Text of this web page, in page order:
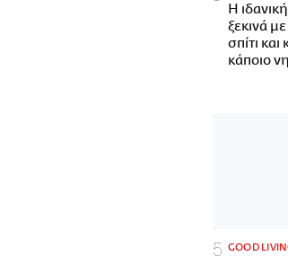
Η
ξεκινά
σπίτι
κάποιο
GOOD